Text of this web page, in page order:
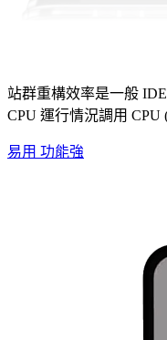
站群重構效率是一般
CPU 運行情況調用 CPU
易用 功能強